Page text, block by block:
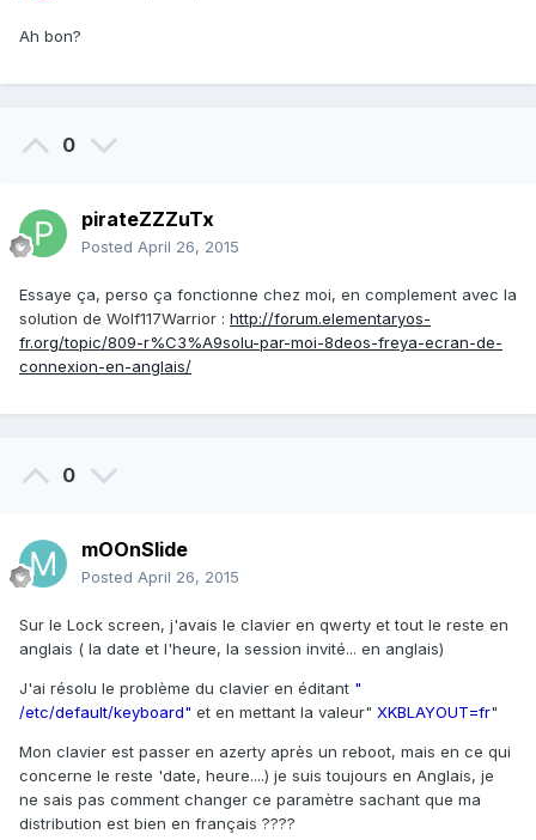
Ah bon?
0
pirateZZZuTx
Posted April 26, 2015
Essaye ça, perso ça fonctionne chez moi, en complement avec la
solution de Wolf117Warrior : http://forum.elementaryos-
fr.org/topic/809-r%C3%A9solu-par-moi-8deos-freya-ecran-de-
connexion-en-anglais/
0
mOOnSlide
Posted April 26, 2015
Sur le Lock screen, j'avais le clavier en qwerty et tout le reste en
anglais ( la date et l'heure, la session invité... en anglais)
J'ai résolu le problème du clavier en éditant "
/etc/default/keyboard" et en mettant la valeur" XKBLAYOUT=fr"
Mon clavier est passer en azerty après un reboot, mais en ce qui
concerne le reste 'date, heure....) je suis toujours en Anglais, je
ne sais pas comment changer ce paramètre sachant que ma
distribution est bien en français ????